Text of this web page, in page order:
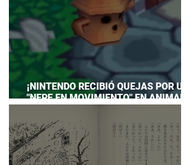
¡NINTENDO RECIBIÓ QUEJAS POR UN
"NEPE EN MOVIMIENTO" EN ANIMAL
PREPARAR UNA RESPUESTA OFICIAL!